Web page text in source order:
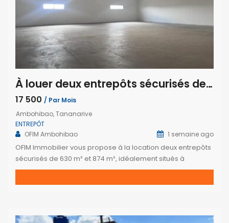
À louer deux entrepôts sécurisés de 630 m² et 874 m² à Ambohibao Tananarive
17 500 / Par Mois
Ambohibao, Tananarive
ENTREPÔT
OFIM Ambohibao
1 semaine ago
OFIM Immobilier vous propose à la location deux entrepôts
sécurisés de 630 m² et 874 m², idéalement situés à
Ambohibao. Répartis sur deux niveaux, ces espaces
d’un emplacement facilement accessible […]